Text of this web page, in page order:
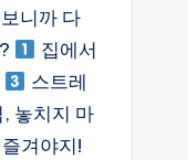
니까 다
집에서
스트레
놓치지 마
겨야지!